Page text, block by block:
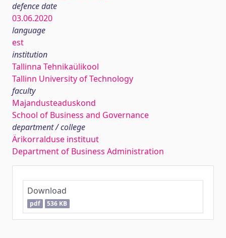
defence date
03.06.2020
language
est
institution
Tallinna Tehnikaülikool
Tallinn University of Technology
faculty
Majandusteaduskond
School of Business and Governance
department / college
Ärikorralduse instituut
Department of Business Administration
Download
pdf 536 KB